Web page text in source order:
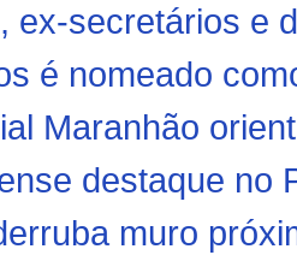
ex-secretários e
é nomeado
Maranhão
destaque no
muro